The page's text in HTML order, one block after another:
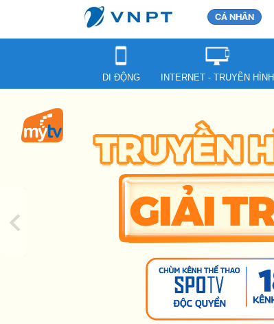
CÁ NHÂN
DI ĐỘNG INTERNET - TRUYỀN HÌNH
Previous